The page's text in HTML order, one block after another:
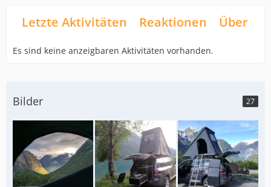
Letzte Aktivitäten Reaktionen Über
Es sind keine anzeigbaren Aktivitäten vorhanden.
Bilder 27